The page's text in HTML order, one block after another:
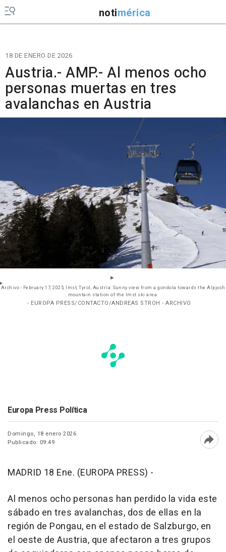
notimérica
18 DE ENERO DE 2026
Austria.- AMP.- Al menos ocho
personas muertas en tres
avalanchas en Austria
Archivo - February 17, 2025, Imst, Tyrol, Austria: Sunny view from a gondola towards the Alpjoch
mountain station of the Imst ski area.
- EUROPA PRESS/CONTACTO/ANDREAS STROH - ARCHIVO
Europa Press Política
Domingo, 18 enero 2026
Publicado: 09:49
MADRID 18 Ene. (EUROPA PRESS) -
Al menos ocho personas han perdido la vida este
sábado en tres avalanchas, dos de ellas en la
región de Pongau, en el estado de Salzburgo, en
el oeste de Austria, que afectaron a tres grupos